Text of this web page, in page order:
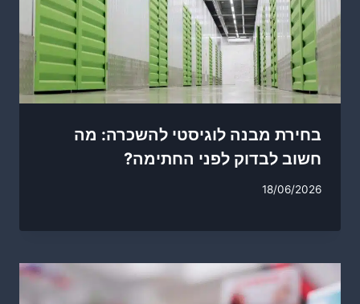
בחירת מבנה לוגיסטי להשכרה: מה
חשוב לבדוק לפני החתימה?
18/06/2026